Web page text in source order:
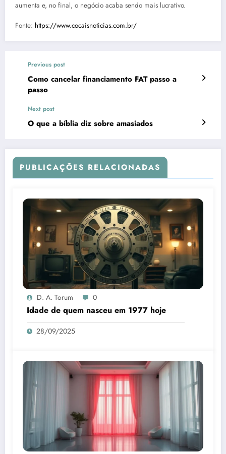
aumenta e, no final, o negócio acaba sendo mais lucrativo.
Fonte: https://www.cocaisnoticias.com.br/
Previous post
Como cancelar financiamento FAT passo a
passo
Next post
O que a bíblia diz sobre amasiados
PUBLICAÇÕES RELACIONADAS
D. A. Torum 0
Idade de quem nasceu em 1977 hoje
28/09/2025